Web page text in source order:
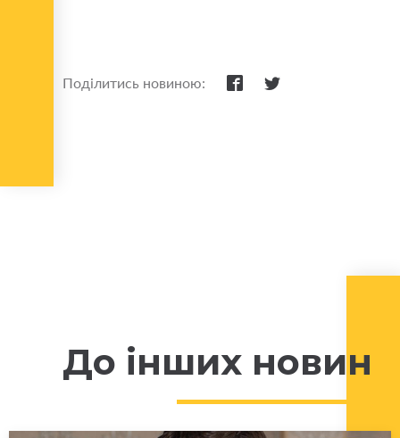
Поділитись новиною:
До інших новин